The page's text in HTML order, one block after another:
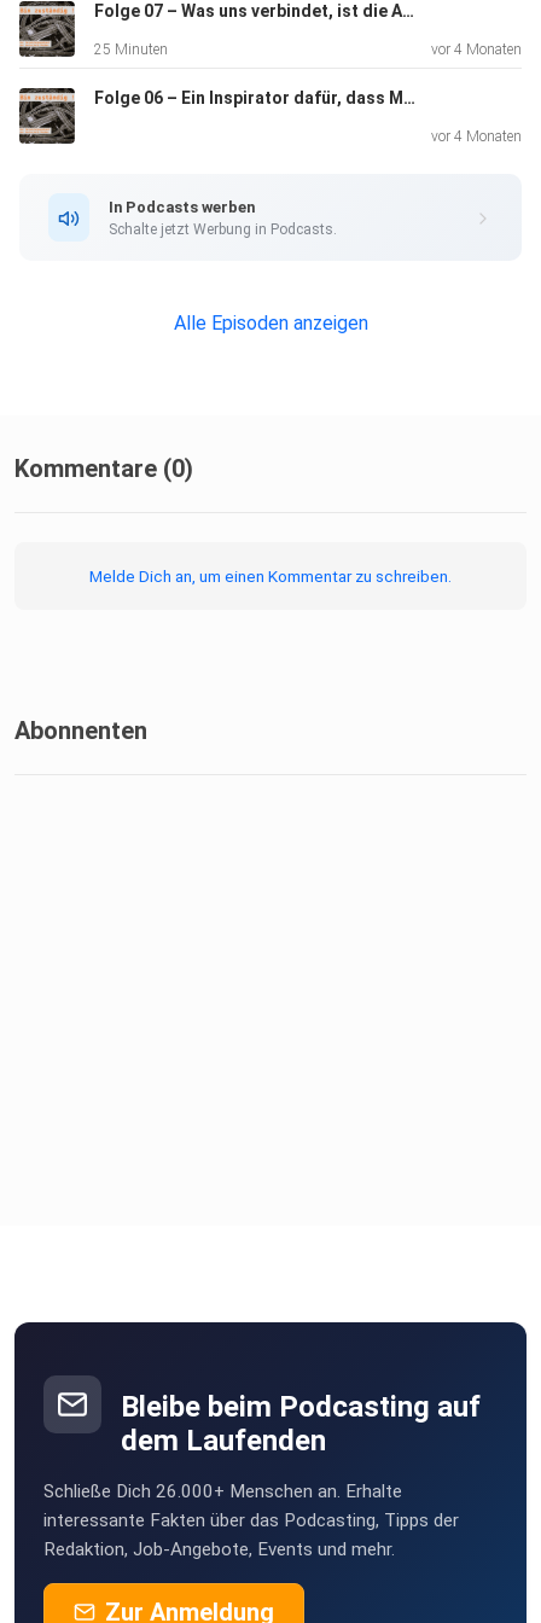
Innovationskraft und Neues so zu verknüpfen, dass die
Menschen,
Lösungen
bekommen. Den Horizont selbst zu erweitern, was Mindset
Folge 07 – Was uns verbindet, ist die Arbeit am Gemeinwohl
25 Minuten vor 4 Monaten
Folge 06 – Ein Inspirator dafür, dass Menschen entdecken, ihre Vorstellungskraft und Kreativität zu nutzen
vor 4 Monaten
In Podcasts werben
Schalte jetzt Werbung in Podcasts.
Alle Episoden anzeigen
Kommentare (0)
Melde Dich an, um einen Kommentar zu schreiben.
Abonnenten
Bleibe beim Podcasting auf
dem Laufenden
Schließe Dich 26.000+ Menschen an. Erhalte
interessante Fakten über das Podcasting, Tipps der
Redaktion, Job-Angebote, Events und mehr.
Zur Anmeldung